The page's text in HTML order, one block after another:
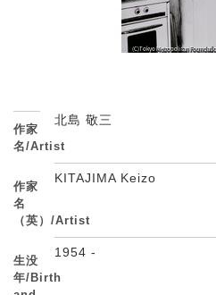
作家
名/Artist
北島 敬三
作家
名
（英）/Artist
KITAJIMA Keizo
生没
年/Birth
1954 -